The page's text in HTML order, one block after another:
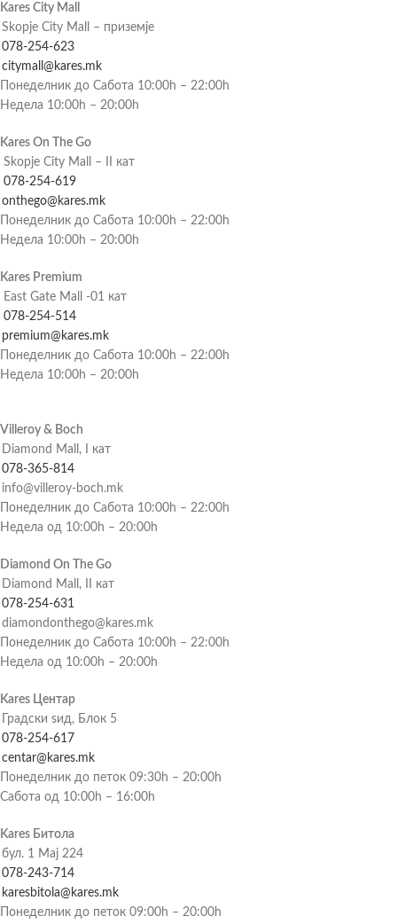
Kares City Mall
Skopje City Mall – приземје
078-254-623
citymall@kares.mk
Понеделник до Сабота 10:00h – 22:00h
Недела 10:00h – 20:00h
Kares On The Go
Skopje City Mall – II кат
078-254-619
onthego@kares.mk
Понеделник до Сабота 10:00h – 22:00h
Недела 10:00h – 20:00h
Kares Premium
East Gate Mall -01 кат
078-254-514
premium@kares.mk
Понеделник до Сабота 10:00h – 22:00h
Недела 10:00h – 20:00h
Villeroy & Boch
Diamond Mall, I кат
078-365-814
info@villeroy-boch.mk
Понеделник до Сабота 10:00h – 22:00h
Недела од 10:00h – 20:00h
Diamond On The Go
Diamond Mall, II кат
078-254-631
diamondonthego@kares.mk
Понеделник до Сабота 10:00h – 22:00h
Недела од 10:00h – 20:00h
Kares Центар
Градски ѕид, Блок 5
078-254-617
centar@kares.mk
Понеделник до петок 09:30h – 20:00h
Сабота од 10:00h – 16:00h
Kares Битола
бул. 1 Мај 224
078-243-714
karesbitola@kares.mk
Понеделник до петок 09:00h – 20:00h